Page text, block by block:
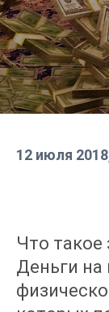
12 июля
Что такое
Деньги на